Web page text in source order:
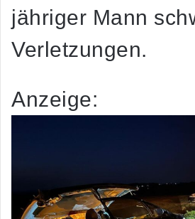
jähriger Mann
Verletzungen.
Anzeige: